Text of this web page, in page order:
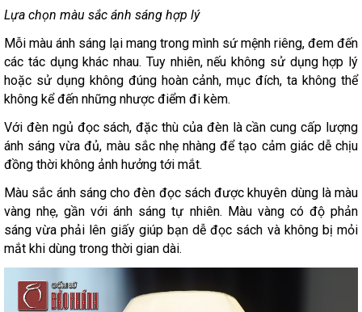
Lựa chọn màu sắc ánh sáng hợp lý
Mỗi màu ánh sáng lại mang trong mình sứ mệnh riêng, đem đến
các tác dụng khác nhau. Tuy nhiên, nếu không sử dụng hợp lý
hoặc sử dụng không đúng hoàn cảnh, mục đích, ta không thể
không kể đến những nhược điểm đi kèm.
Với đèn ngủ đọc sách, đặc thù của đèn là cần cung cấp lượng
ánh sáng vừa đủ, màu sắc nhẹ nhàng để tạo cảm giác dễ chịu
đồng thời không ảnh hưởng tới mắt.
Màu sắc ánh sáng cho đèn đọc sách được khuyên dùng là màu
vàng nhẹ, gần với ánh sáng tự nhiên. Màu vàng có độ phản
sáng vừa phải lên giấy giúp bạn dễ đọc sách và không bị mỏi
mắt khi dùng trong thời gian dài.